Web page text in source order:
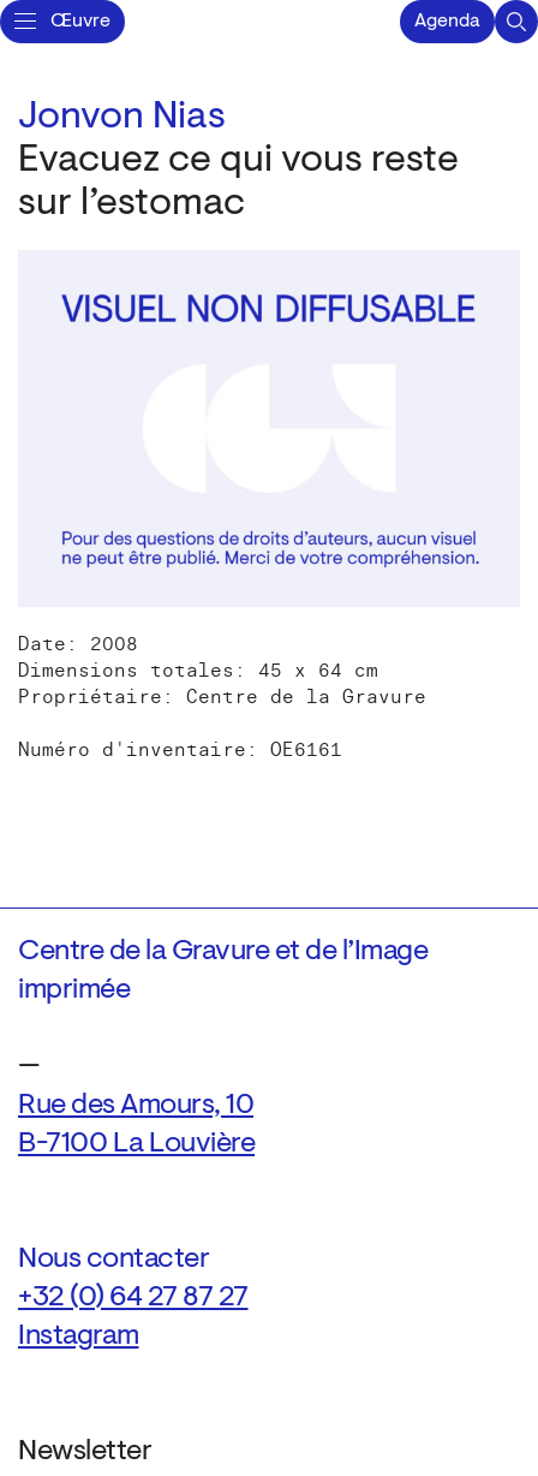
Œuvre Agenda
Jonvon Nias
Evacuez ce qui vous reste
sur l’estomac
Date: 2008
Dimensions totales: 45 x 64 cm
Propriétaire: Centre de la Gravure
Numéro d'inventaire: OE6161
Centre de la Gravure et de l’Image
imprimée
—
Rue des Amours, 10
B-7100 La Louvière
Nous contacter
+32 (0) 64 27 87 27
Instagram
Newsletter